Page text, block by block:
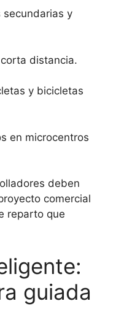
secundarias y
distancia.
y bicicletas
en microcentros
deben
comercial
reparto que
guiada